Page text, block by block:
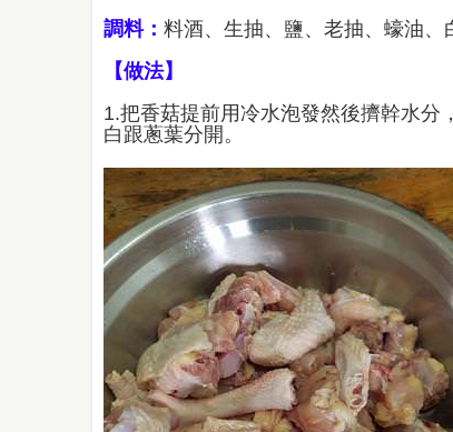
調料： 料酒、生抽、鹽、老抽、蠔油、
【做法】
1.把香菇提前用冷水泡發然後擠幹水分
白跟蔥葉分開。